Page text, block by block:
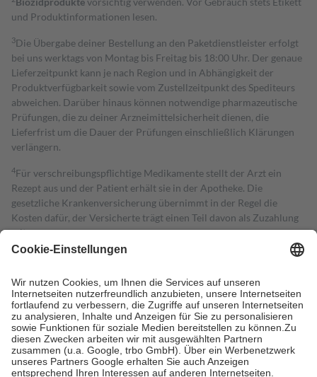
und Produktinformationen lesen.
3Die Übergabe deiner Bestellung an den Paketdienstleister erfolgt
bei uns werktags von Montag bis Freitag bis 18:00 Uhr. Der genaue
Lieferzeitpunkt kann je nach Region und in Abhängigkeit der
Produktverfügbarkeit sowie vom Zustellzeitpunkt des Spediteurs
abweichen. Darüber hinaus können notwendige pharmazeutische
Prüfungen, die zu deiner Arzneimittelsicherheit dienen, die
Lieferfrist um die Dauer der Prüfungen einschließlich Klärungen
verlängern.
4Für verschreibungspflichtige Medikamente stellt der Arzt ein
Rezept aus und der Patient erhält sie in der Apotheke. Die
gesetzliche Krankenversicherung übernimmt in der Regel die
Kosten dafür, der Versicherte trägt einen Teil davon als Zuzahlung
mit.
Grundsätzlich leisten Mitglieder Zuzahlungen in Höhe von zehn
höchstens zehn Euro.
Es sind jedoch nie mehr als die tatsächlichen
Kosten der Leistung zu entrichten.
Diese Regeln gelten grundsätzlich auch für Online-Apotheken.
Bei Heilmitteln und häuslicher Krankenpflege beträgt die
Zuzahlung zehn Prozent der Kosten sowie zehn Euro je
Verordnung.
Um das Engagement der Versicherten für ihre eigene Gesundheit zu